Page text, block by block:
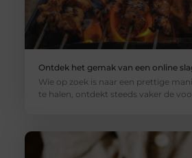
Ontdek het gemak van een online
Wie op zoek is naar een prettige
te halen, ontdekt steeds vaker de